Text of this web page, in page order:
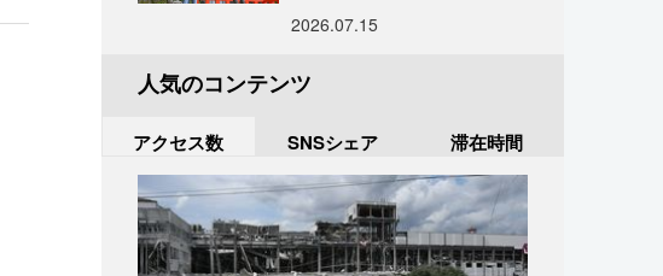
2026.07.15
人気のコンテンツ
アクセス数 SNSシェア 滞在時間